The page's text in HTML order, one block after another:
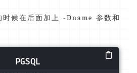
候在后面加上 -Dname 参数和